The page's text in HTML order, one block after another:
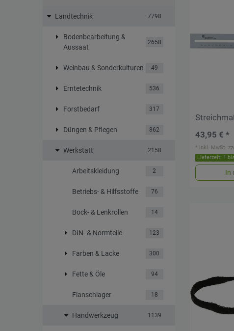
Landtechnik 7798
Bodenbearbeitung &
Aussaat
2658
Weinbau & Sonderkulturen 49
Erntetechnik 536
Forstbedarf 317
Düngen & Pflegen 862
Werkstatt 2158
Arbeitskleidung 2
Betriebs- & Hilfsstoffe 76
Bock- & Lenkrollen 14
DIN- & Normteile 123
Farben & Lacke 300
Fette & Öle 94
Flanschlager 18
Handwerkzeug 1139
43,95 € *
Lieferzeit: 1
In
* inkl. MwSt.